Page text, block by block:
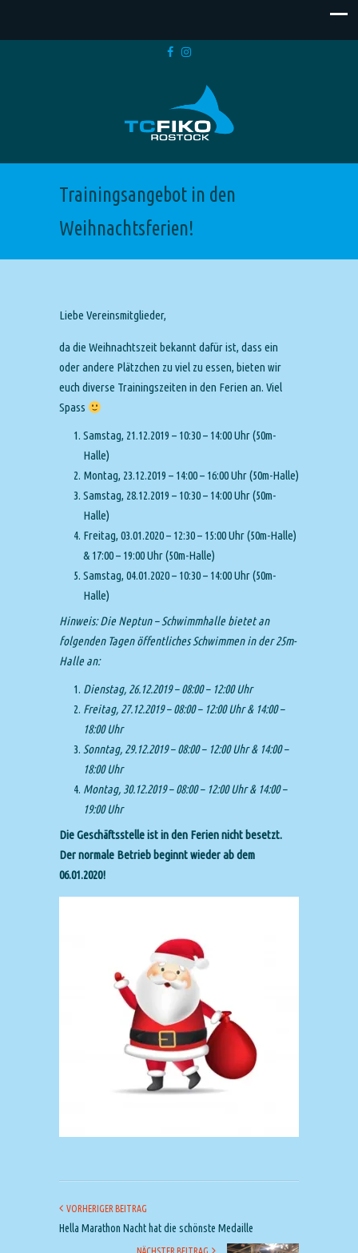
Trainingsangebot in den
Weihnachtsferien!
Liebe Vereinsmitglieder,
da die Weihnachtszeit bekannt dafür ist, dass ein
oder andere Plätzchen zu viel zu essen, bieten wir
euch diverse Trainingszeiten in den Ferien an. Viel
Spass
Samstag, 21.12.2019 – 10:30 – 14:00 Uhr (50m-
Halle)
Montag, 23.12.2019 – 14:00 – 16:00 Uhr (50m-Halle)
Samstag, 28.12.2019 – 10:30 – 14:00 Uhr (50m-
Halle)
Freitag, 03.01.2020 – 12:30 – 15:00 Uhr (50m-Halle)
& 17:00 – 19:00 Uhr (50m-Halle)
Samstag, 04.01.2020 – 10:30 – 14:00 Uhr (50m-
Halle)
Hinweis: Die Neptun – Schwimmhalle bietet an
folgenden Tagen öffentliches Schwimmen in der 25m-
Halle an:
Dienstag, 26.12.2019 – 08:00 – 12:00 Uhr
Freitag, 27.12.2019 – 08:00 – 12:00 Uhr & 14:00 –
18:00 Uhr
Sonntag, 29.12.2019 – 08:00 – 12:00 Uhr & 14:00 –
18:00 Uhr
Montag, 30.12.2019 – 08:00 – 12:00 Uhr & 14:00 –
19:00 Uhr
Die Geschäftsstelle ist in den Ferien nicht besetzt.
Der normale Betrieb beginnt wieder ab dem
06.01.2020!
VORHERIGER BEITRAG
Hella Marathon Nacht hat die schönste Medaille